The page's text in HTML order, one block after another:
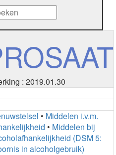
: 2019.01.30
• Middelen i.v.m.
• Middelen bij
(DSM 5:
in alcoholgebruik)